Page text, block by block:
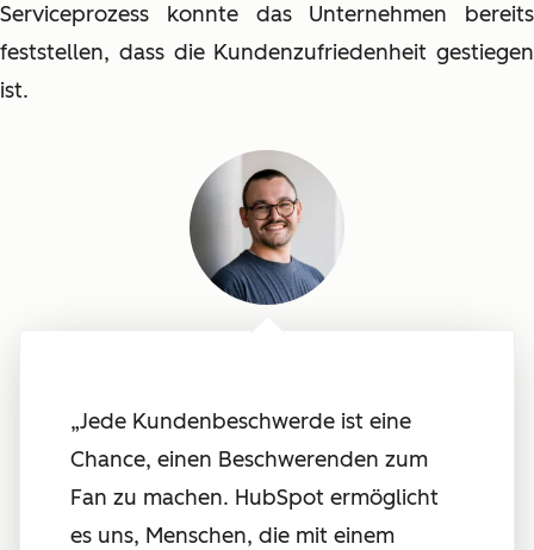
Serviceprozess konnte das Unternehmen bereits
feststellen, dass die Kundenzufriedenheit gestiegen
ist.
„Jede Kundenbeschwerde ist eine
Chance, einen Beschwerenden zum
Fan zu machen. HubSpot ermöglicht
es uns, Menschen, die mit einem